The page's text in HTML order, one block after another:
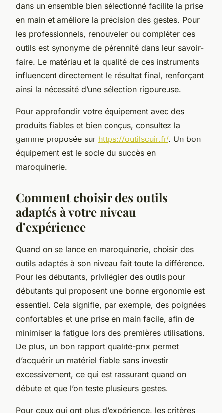
dans un ensemble bien sélectionné facilite la prise
en main et améliore la précision des gestes. Pour
les professionnels, renouveler ou compléter ces
outils est synonyme de pérennité dans leur savoir-
faire. Le matériau et la qualité de ces instruments
influencent directement le résultat final, renforçant
ainsi la nécessité d’une sélection rigoureuse.
Pour approfondir votre équipement avec des
produits fiables et bien conçus, consultez la
gamme proposée sur https://outilscuir.fr/. Un bon
équipement est le socle du succès en
maroquinerie.
Comment choisir des outils
adaptés à votre niveau
d’expérience
Quand on se lance en maroquinerie, choisir des
outils adaptés à son niveau fait toute la différence.
Pour les débutants, privilégier des outils pour
débutants qui proposent une bonne ergonomie est
essentiel. Cela signifie, par exemple, des poignées
confortables et une prise en main facile, afin de
minimiser la fatigue lors des premières utilisations.
De plus, un bon rapport qualité-prix permet
d’acquérir un matériel fiable sans investir
excessivement, ce qui est rassurant quand on
débute et que l’on teste plusieurs gestes.
Pour ceux qui ont plus d’expérience, les critères